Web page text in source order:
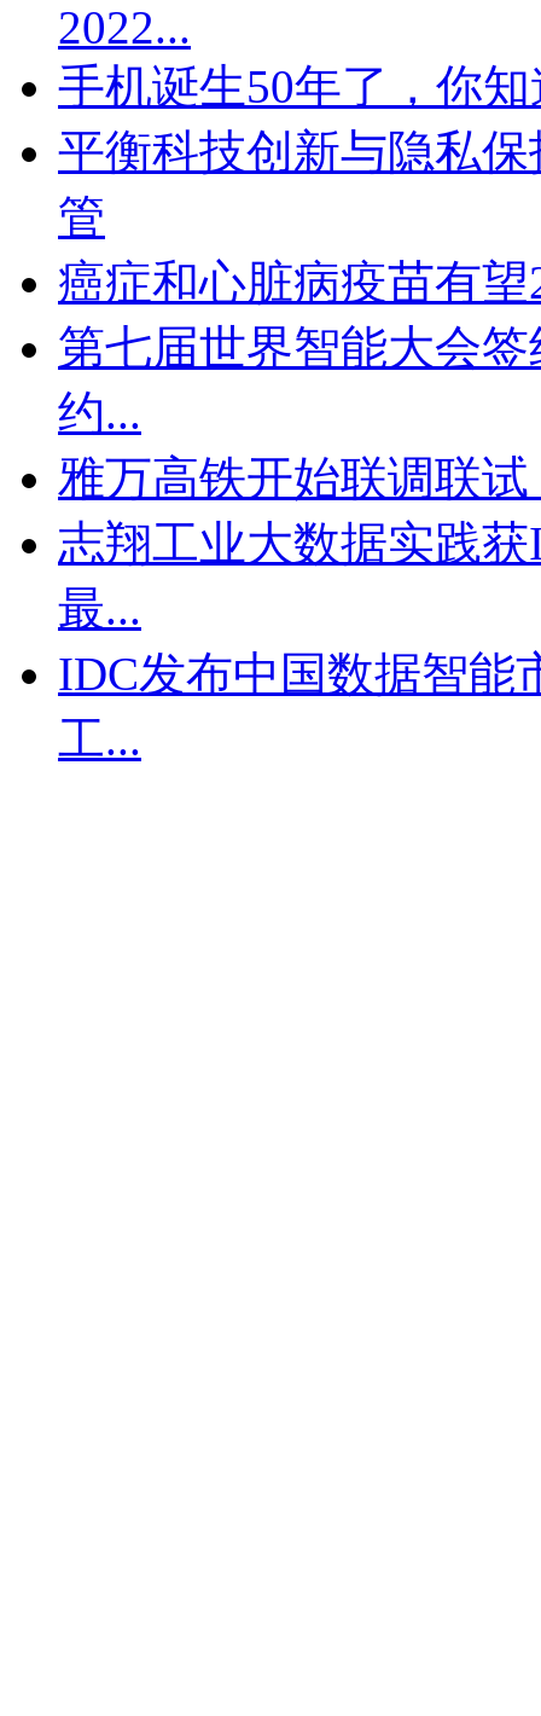
2022...
手机诞生50年了，你
平衡科技创新与隐私
管
癌症和心脏病疫苗有
第七届世界智能大会
约...
雅万高铁开始联调联
志翔工业大数据实践
最...
IDC发布中国数据智能
工...